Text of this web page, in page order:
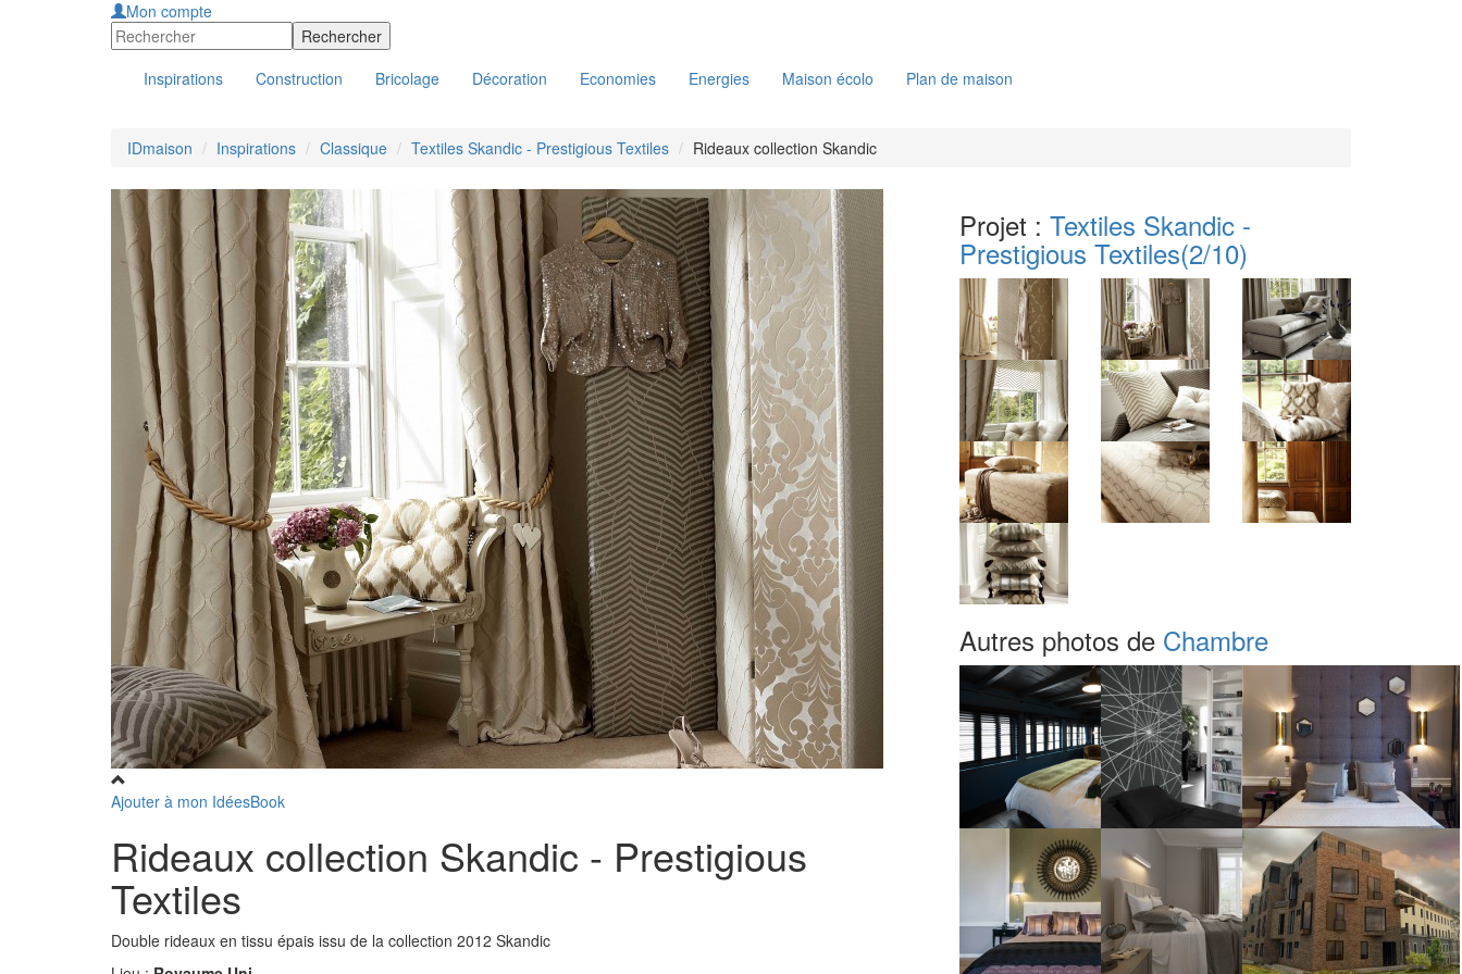
Mon compte
Inspirations Construction Bricolage Décoration Economies Energies Maison écolo Plan de maison
IDmaison Inspirations Classique Textiles Skandic - Prestigious Textiles Rideaux collection Skandic
Ajouter à mon IdéesBook
Rideaux collection Skandic - Prestigious
Textiles
Double rideaux en tissu épais issu de la collection 2012 Skandic
Projet : Textiles Skandic -
Prestigious Textiles(2/10)
Autres photos de Chambre